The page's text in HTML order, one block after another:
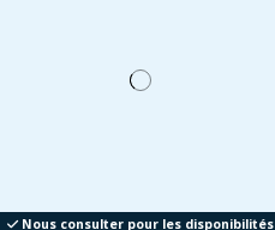
Nous consulter pour les disponibilités